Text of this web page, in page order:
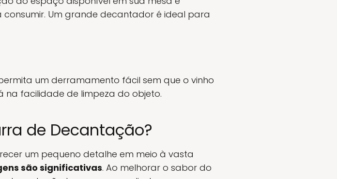
Um grande decantador é ideal para
um derramamento fácil sem que o vinho
na facilidade de limpeza do objeto.
de Decantação?
um pequeno detalhe em meio à vasta
são significativas. Ao melhorar o sabor do